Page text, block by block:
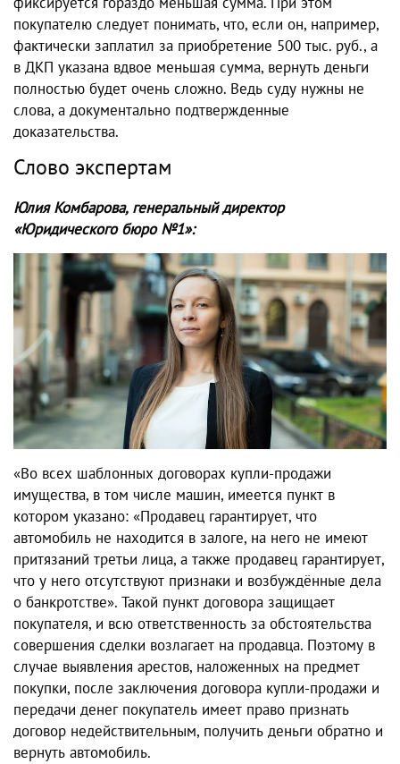
покупателю следует понимать, что, если он, например,
фактически заплатил за приобретение 500 тыс. руб., а
в ДКП указана вдвое меньшая сумма, вернуть деньги
полностью будет очень сложно. Ведь суду нужны не
слова, а документально подтвержденные
доказательства.
Слово экспертам
Юлия Комбарова, генеральный директор
«Юридического бюро №1»:
«Во всех шаблонных договорах купли-продажи
имущества, в том числе машин, имеется пункт в
котором указано: «Продавец гарантирует, что
автомобиль не находится в залоге, на него не имеют
притязаний третьи лица, а также продавец гарантирует,
что у него отсутствуют признаки и возбуждённые дела
о банкротстве». Такой пункт договора защищает
покупателя, и всю ответственность за обстоятельства
совершения сделки возлагает на продавца. Поэтому в
случае выявления арестов, наложенных на предмет
покупки, после заключения договора купли-продажи и
передачи денег покупатель имеет право признать
договор недействительным, получить деньги обратно и
вернуть автомобиль.